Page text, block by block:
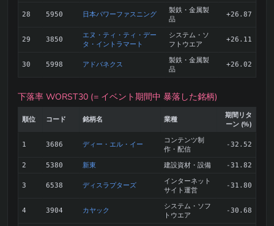
28 5950 日本パワーファスニング 製鉄・金属製
品
+26.87
29 3850 エヌ・ティ・ティ・デー
タ・イントラマート
システム・ソ
フトウエア
+26.11
30 5998 アドバネクス 製鉄・金属製
品
+26.02
下落率 WORST30 (= イベント期間中 暴落した銘柄)
順位 コード 銘柄名 業種 期間リタ
ーン (%)
1 3686 ディー・エル・イー コンテンツ制
作・配信
-32.52
2 5380 新東 建設資材・設備 -31.82
3 6538 ディスラプターズ インターネット
サイト運営
-31.80
4 3904 カヤック システム・ソフ
トウエア
-30.68